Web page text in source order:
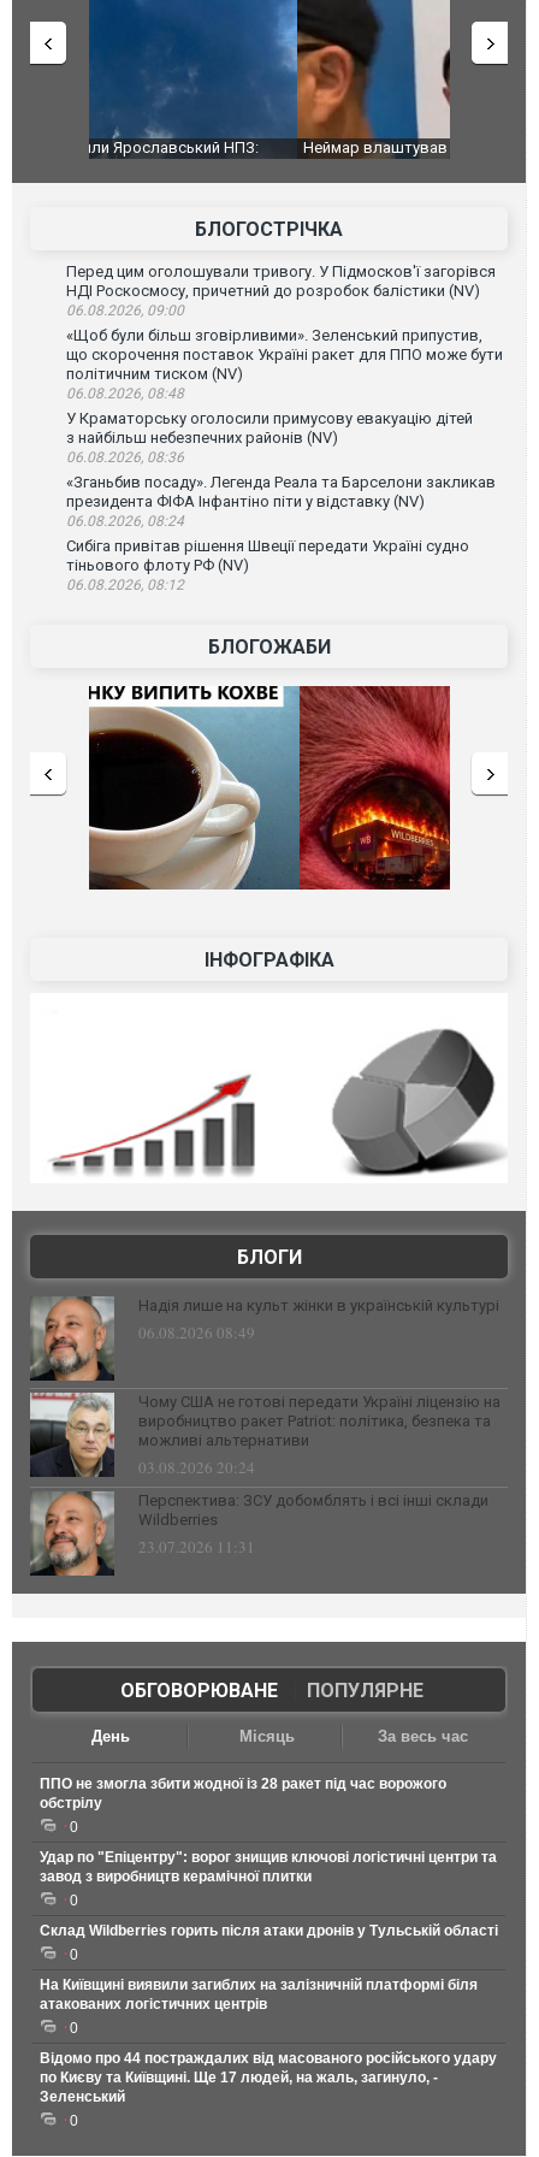
Неймар влаштував конфлікт після перемоги
"Сантоса". ВІДЕО
Мудрик
БЛОГОСТРІЧКА
Перед цим оголошували тривогу. У Підмосков'ї загорівся
НДІ Роскосмосу, причетний до розробок балістики (NV)
06.08.2026, 09:00
«Щоб були більш зговірливими». Зеленський припустив,
що скорочення поставок Україні ракет для ППО може бути
політичним тиском (NV)
06.08.2026, 08:48
У Краматорську оголосили примусову евакуацію дітей
з найбільш небезпечних районів (NV)
06.08.2026, 08:36
«Зганьбив посаду». Легенда Реала та Барселони закликав
президента ФІФА Інфантіно піти у відставку (NV)
06.08.2026, 08:24
Сибіга привітав рішення Швеції передати Україні судно
тіньового флоту РФ (NV)
06.08.2026, 08:12
БЛОГОЖАБИ
ІНФОГРАФІКА
БЛОГИ
Надія лише на культ жінки в українській культурі
06.08.2026 08:49
Чому США не готові передати Україні ліцензію на
виробництво ракет Patriot: політика, безпека та
можливі альтернативи
03.08.2026 20:24
Перспектива: ЗСУ добомблять і всі інші склади
Wildberries
23.07.2026 11:31
ОБГОВОРЮВАНЕ| ПОПУЛЯРНЕ
День Місяць За весь час
ППО не змогла збити жодної із 28 ракет під час ворожого
обстрілу
0
Удар по "Епіцентру": ворог знищив ключові логістичні центри та
завод з виробництв керамічної плитки
0
Склад Wildberries горить після атаки дронів у Тульській області
0
На Київщині виявили загиблих на залізничній платформі біля
атакованих логістичних центрів
0
Відомо про 44 постраждалих від масованого російського удару
по Києву та Київщині. Ще 17 людей, на жаль, загинуло, -
Зеленський
0